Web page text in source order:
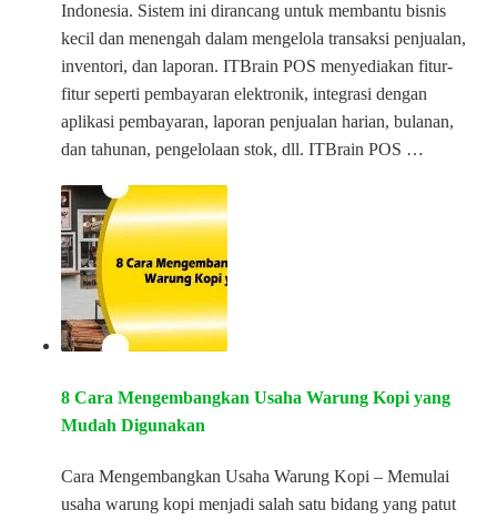
Indonesia. Sistem ini dirancang untuk membantu bisnis
kecil dan menengah dalam mengelola transaksi penjualan,
inventori, dan laporan. ITBrain POS menyediakan fitur-
fitur seperti pembayaran elektronik, integrasi dengan
aplikasi pembayaran, laporan penjualan harian, bulanan,
dan tahunan, pengelolaan stok, dll. ITBrain POS …
8 Cara Mengembangkan Usaha Warung Kopi yang
Mudah Digunakan
Cara Mengembangkan Usaha Warung Kopi – Memulai
usaha warung kopi menjadi salah satu bidang yang patut